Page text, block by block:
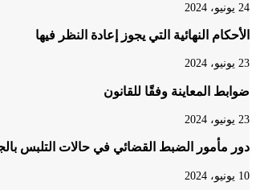
24 يونيو، 2024
الأحكام النهائية التي يجوز إعادة النظر فيها
23 يونيو، 2024
ضوابط المعاينة وفقًا للقانون
23 يونيو، 2024
دور مأمور الضبط القضائي في حالات التلبس
10 يونيو، 2024